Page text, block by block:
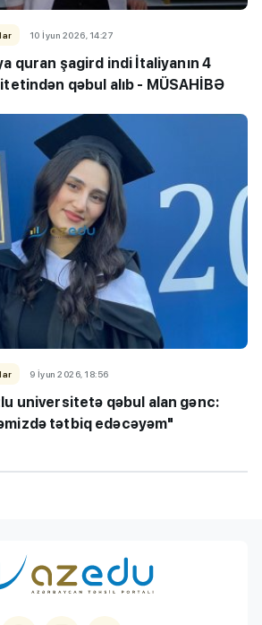
10 İyun 2026, 14:27
quran şagird indi İtaliyanın 4
qəbul alıb - MÜSAHİBƏ
9 İyun 2026, 18:56
universitetə qəbul alan gənc:
tətbiq edəcəyəm"